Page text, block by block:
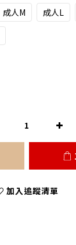
成人M 成人L
加入追蹤清單